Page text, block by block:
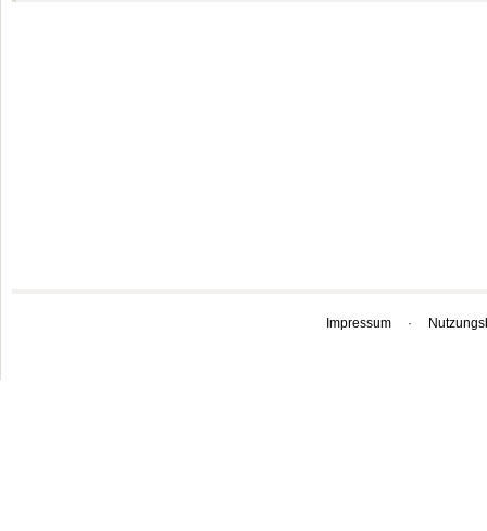
Impressum ·